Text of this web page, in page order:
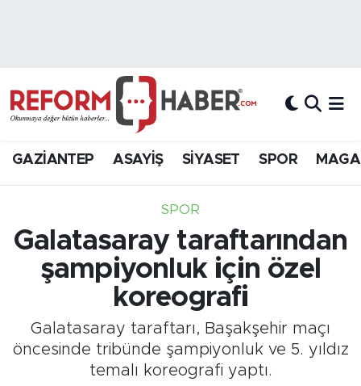
GAZİANTEP ASAYİŞ SİYASET SPOR
SPOR
Galatasaray taraftarından
şampiyonluk için özel
koreografi
Galatasaray taraftarı, Başakşehir maçı
öncesinde tribünde şampiyonluk ve 5. yıldız
temalı koreografi yaptı.
Hava Durumu
Süper Lig Puan Durumu ve Fikstür
Son Dakika Haberleri
Haber Arşivi